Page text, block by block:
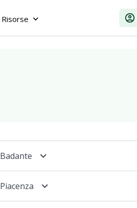
Risorse keyboard_arrow_down account_circle
Badante keyboard_arrow_down
Piacenza keyboard_arrow_down